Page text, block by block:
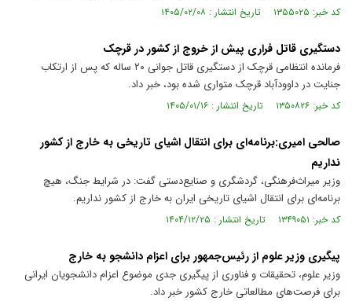
کد خبر: ۱۳۵۵۰۲۵ تاریخ انتشار : ۱۴۰۵/۰۲/۰۸
دستگیری قاتل فراری پیش از خروج از کشور در قرچک
فرمانده انتظامی قرچک از دستگیری قاتل جوانی ۲۰ ساله که پس از ارتکاب
جنایت در داوودآباد قرچک متواری شده بود، خبر داد.
کد خبر: ۱۳۵۰۸۲۶ تاریخ انتشار : ۱۴۰۵/۰۱/۱۶
صالحی امیری:برنامه‌ای برای انتقال اشیای تاریخی به خارج از کشور
نداریم
وزیر میراث‌فرهنگی، گردشگری و صنایع‌دستی گفت: در شرایط جنگ، هیچ
برنامه‌ای برای انتقال اشیای تاریخی ایران به خارج از کشور نداریم.
کد خبر: ۱۳۴۹۰۵۱ تاریخ انتشار : ۱۴۰۴/۱۲/۲۵
پیگیری وزیر علوم از رئیس‌جمهور برای اعزام دانشجو به خارج
وزیر علوم، تحقیقات و فناوری از پیگیری جدی موضوع اعزام دانشجویان ایرانی
برای فرصت‌های مطالعاتی خارج کشور خبر داد.